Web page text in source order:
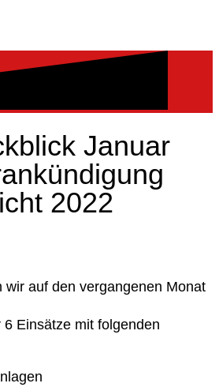
Januar
2022
wir auf den vergangenen Monat
Einsätze mit folgenden